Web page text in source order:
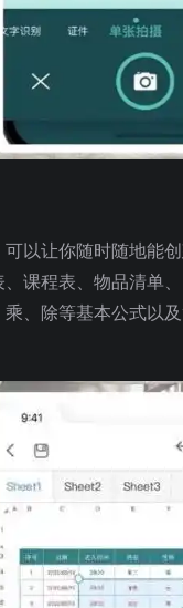
以让你随时随地能
课程表、物品清单
、除等基本公式以